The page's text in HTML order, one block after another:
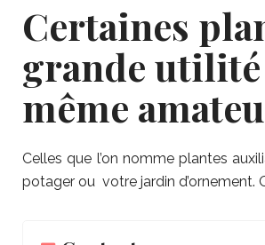
Certaines
grande
même
Celles que l’on nomme plantes
potager ou votre jardin d’ornement.